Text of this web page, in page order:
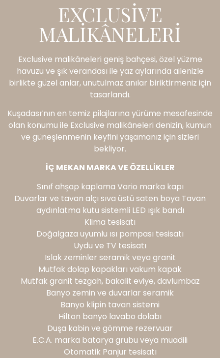
EXCLUSIVE
MALIKÂNELERI
Exclusive malikâneleri geniş bahçesi, özel yüzme
havuzu ve şık verandası ile yaz aylarında ailenizle
birlikte güzel anlar, unutulmaz anılar biriktirmeniz için
tasarlandı.
Kuşadası’nın en temiz pilajlarına yürüme mesafesinde
olan konumu ile Exclusive malikâneleri denizin, kumun
ve güneşlenmenin keyfini yaşamanız için sizleri
bekliyor.
İÇ MEKAN MARKA VE ÖZELLİKLER
Sınıf ahşap kaplama Vario marka kapı
Duvarlar ve tavan alçı sıva üstü saten boya Tavan
aydınlatma kutu sistemli LED ışık bandı
Klima tesisatı
Doğalgaza uyumlu ısı pompası tesisatı
Uydu ve TV tesisatı
Islak zeminler seramik veya granit
Mutfak dolap kapakları vakum kapak
Mutfak granit tezgah, bakalit eviye, davlumbaz
Banyo zemin ve duvarlar seramik
Banyo klipin tavan sistemi
Hilton banyo lavabo dolabı
Duşa kabin ve gömme rezervuar
E.C.A. marka batarya grubu veya muadili
Otomatik Panjur tesisatı